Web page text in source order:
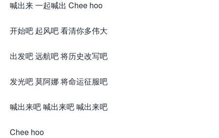
喊出来 一起喊出 Chee hoo
开始吧 起风吧 看清你多伟大
出发吧 远航吧 将历史改写吧
发光吧 莫阿娜 将命运征服吧
喊出来吧 喊出来吧 喊出来吧
Chee hoo